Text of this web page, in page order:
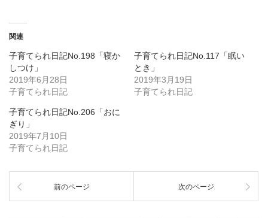
関連
子育てられ日記No.198「寝か
しつけ」
2019年6月28日
子育てられ日記
子育てられ日記No.117「眠い
とき」
2019年3月19日
子育てられ日記
子育てられ日記No.206「おに
ぎり」
2019年7月10日
子育てられ日記
前のページ 次のページ